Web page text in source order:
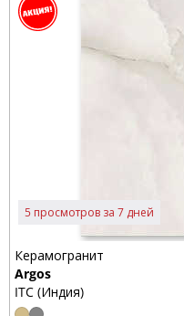
5 просмотров за 7 дней
Керамогранит
Argos
ITC (Индия)